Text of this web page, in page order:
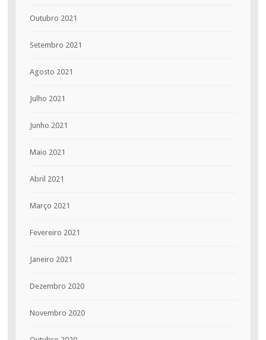
Outubro 2021
Setembro 2021
Agosto 2021
Julho 2021
Junho 2021
Maio 2021
Abril 2021
Março 2021
Fevereiro 2021
Janeiro 2021
Dezembro 2020
Novembro 2020